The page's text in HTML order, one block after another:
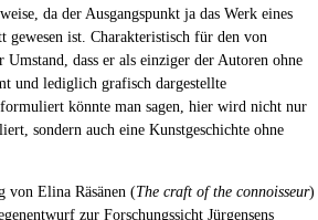
da der Ausgangspunkt ja das Werk eines
gewesen ist. Charakteristisch für den von
Umstand, dass er als einziger der Autoren ohne
und lediglich grafisch dargestellte
könnte man sagen, hier wird nicht nur
sondern auch eine Kunstgeschichte ohne
von Elina Räsänen (The craft of the connoisseur)
zur Forschungssicht Jürgensens